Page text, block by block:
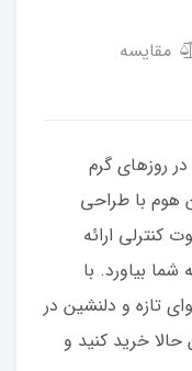
مقایسه
روزهای گرم
هوم با طراحی
کنترلی ارائه
بیاورد. با
تازه و دلنشین در
خرید کنید و